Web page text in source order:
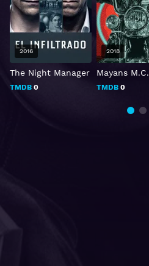
The Night Manager
TMDB 0
2016
Mayans M.C.
TMDB0
2018